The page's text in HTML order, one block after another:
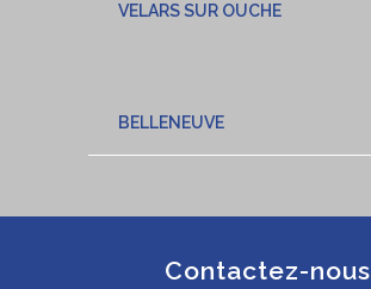
VELARS SUR OUCHE
BELLENEUVE
Contactez-nous